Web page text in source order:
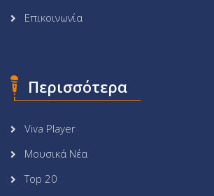
Επικοινωνία
Περισσότερα
Viva Player
Μουσικά Νέα
Top 20